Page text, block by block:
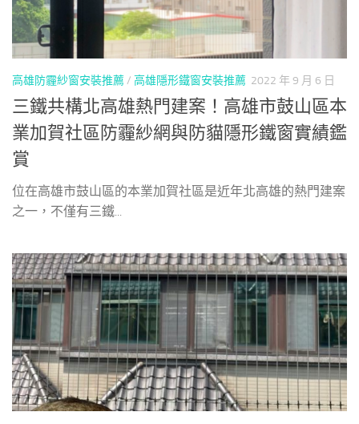
高雄防霾紗窗安裝推薦/ 高雄隱形鐵窗安裝推薦 2022 年 9 月 6 日
三鐵共構北高雄熱門建案！高雄市鼓山區本
業加賀社區防霾紗網與防貓隱形鐵窗實績鑑
賞
位在高雄市鼓山區的本業加賀社區是近年北高雄的熱門建案
之一，不僅有三鐵...